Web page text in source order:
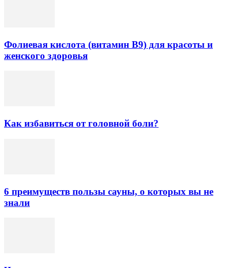
Фолиевая кислота (витамин В9) для красоты и
женского здоровья
Как избавиться от головной боли?
6 преимуществ пользы сауны, о которых вы не
знали